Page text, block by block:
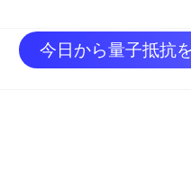
今日から量子抵抗